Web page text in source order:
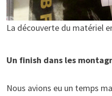
La découverte du matériel
Un finish dans les
Nous avions eu un temps